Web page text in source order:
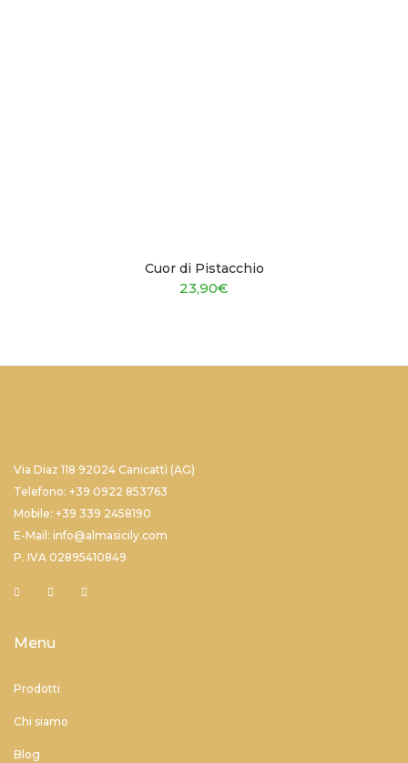
Cuor di Pistacchio
23,90€
Via Diaz 118 92024 Canicattì (AG)
Telefono: +39 0922 853763
Mobile: +39 339 2458190
E-Mail: info@almasicily.com
P. IVA 02895410849
Menu
Prodotti
Chi siamo
Blog